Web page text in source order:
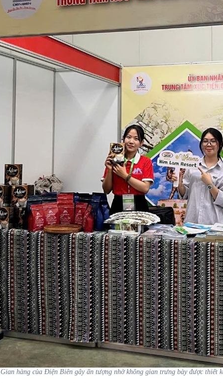
Gian hàng của Điện Biên gây ấn tượng nhờ không gian trưng bày được thiết